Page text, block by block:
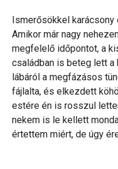
Ismerősökkel
Amikor már nagy
megfelelő időpontot, a
családban is beteg lett
lábáról a megfázásos
fájlalta, és elkezdett
estére én is rosszul
nekem is le kellett
értettem miért, de úgy